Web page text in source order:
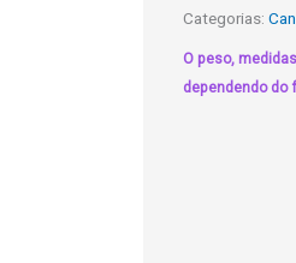
quantidade
Categorias:
O peso,
dependendo do